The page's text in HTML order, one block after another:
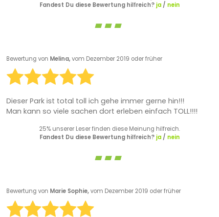
Fandest Du diese Bewertung hilfreich? ja/ nein
Bewertung von Melina,vom Dezember 2019 oder früher
Dieser Park ist total toll ich gehe immer gerne hin!!!
Man kann so viele sachen dort erleben einfach TOLL!!!!
25% unserer Leser finden diese Meinung hilfreich.
Fandest Du diese Bewertung hilfreich? ja/ nein
Bewertung von Marie Sophie,vom Dezember 2019 oder früher